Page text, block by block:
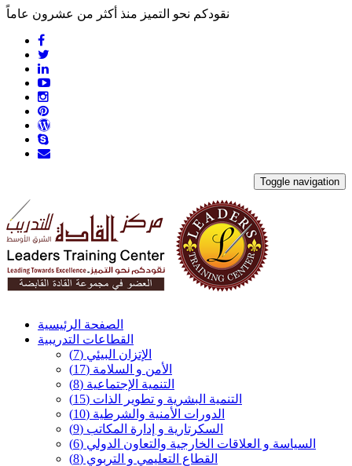
نقودكم نحو التميز منذ أكثر من عشرون عاماً
Toggle navigation
الصفحة الرئيسية
القطاعات التدريبية
الإتزان البيئي (7)
الأمن و السلامة (17)
التنمية الإجتماعية (8)
التنمية البشرية و تطوير الذات (15)
الدورات الأمنية والشرطية (10)
السكرتارية و إدارة المكاتب (9)
السياسة و العلاقات الخارجية والتعاون الدولي (6)
القطاع التعليمي و التربوي (8)